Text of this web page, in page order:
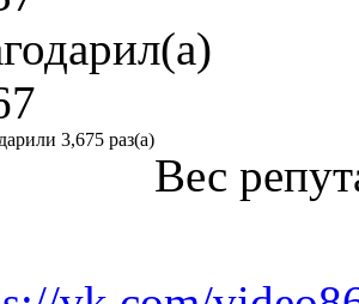
3,675 раз(а)
Вес